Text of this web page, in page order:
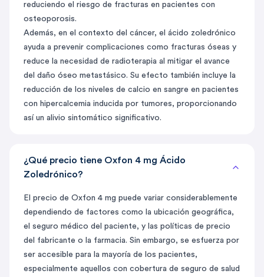
reduciendo el riesgo de fracturas en pacientes con
osteoporosis.
Además, en el contexto del cáncer, el ácido zoledrónico
ayuda a prevenir complicaciones como fracturas óseas y
reduce la necesidad de radioterapia al mitigar el avance
del daño óseo metastásico. Su efecto también incluye la
reducción de los niveles de calcio en sangre en pacientes
con hipercalcemia inducida por tumores, proporcionando
así un alivio sintomático significativo.
¿Qué precio tiene Oxfon 4 mg Ácido
Zoledrónico?
El precio de Oxfon 4 mg puede variar considerablemente
dependiendo de factores como la ubicación geográfica,
el seguro médico del paciente, y las políticas de precio
del fabricante o la farmacia. Sin embargo, se esfuerza por
ser accesible para la mayoría de los pacientes,
especialmente aquellos con cobertura de seguro de salud